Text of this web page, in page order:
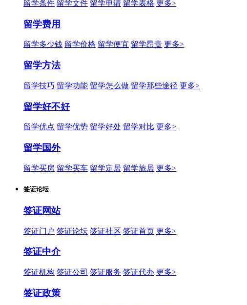
留学条件 留学文件 留学申请 留学表格 更多>
留学费用
留学多少钱 留学价格 留学便宜 留学昂贵 更多>
留学方法
留学技巧 留学功能 留学怎么做 留学那些途径 更多>
留学好不好
留学优点 留学优势 留学好处 留学对比 更多>
留学国外
留学买房 留学买车 留学定居 留学旅居 更多>
签证论坛
签证网站
签证门户 签证论坛 签证社区 签证首页 更多>
签证中介
签证机构 签证公司 签证服务 签证代办 更多>
签证政策